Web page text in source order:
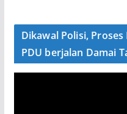
Dikawal Polisi,
PDU berjalan Damai